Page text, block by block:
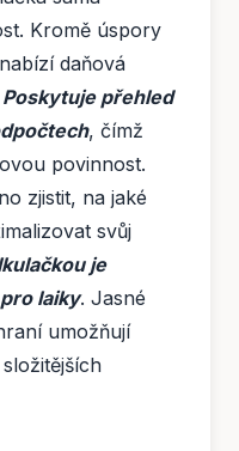
Kromě úspory
daňová
Poskytuje přehled
, čímž
povinnost.
zjistit, na jaké
svůj
je
laiky. Jasné
umožňují